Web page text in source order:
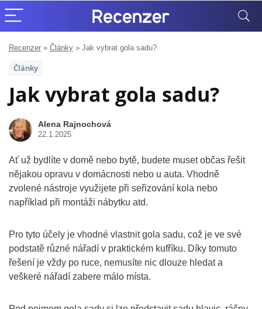
Recenzer » Články » Jak vybrat gola sadu?
Články
Jak vybrat gola sadu?
Alena Rajnochová
22.1.2025
Ať už bydlíte v domě nebo bytě, budete muset občas řešit
nějakou opravu v domácnosti nebo u auta. Vhodně
zvolené nástroje využijete při seřizování kola nebo
například při montáži nábytku atd.
Pro tyto účely je vhodné vlastnit gola sadu, což je ve své
podstatě různé nářadí v praktickém kufříku. Díky tomuto
řešení je vždy po ruce, nemusíte nic dlouze hledat a
veškeré nářadí zabere málo místa.